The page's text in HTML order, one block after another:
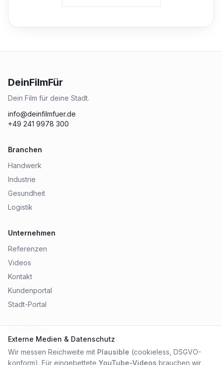
DeinFilmFür
Dein Film für deine Stadt.
info@deinfilmfuer.de
+49 241 9978 300
Branchen
Handwerk
Industrie
Gesundheit
Logistik
Unternehmen
Referenzen
Videos
Kontakt
Kundenportal
Stadt-Portal
Datenschutz
Externe Medien & Datenschutz
Wir messen Reichweite mit Plausible (cookieless, DSGVO-
konform). Für eingebettete YouTube-Videos brauchen wir